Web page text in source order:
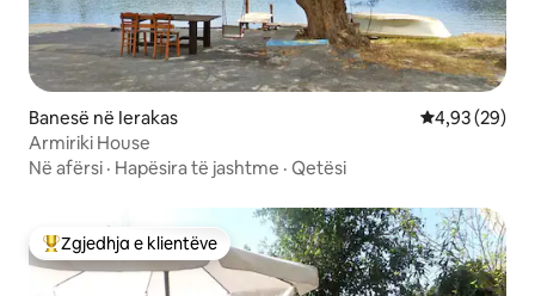
Banesë në Ierakas Vlerësimi
4,93 (29)
Αrmiriki House
Në afërsi · Hapësira të jashtme · Qetësi
Më të mirat e zgjedhjeve të klientëve
Zgjedhja e klientëve